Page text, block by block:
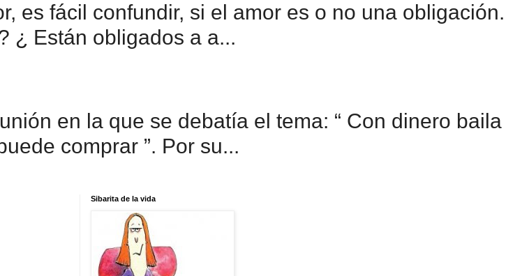
es fácil confundir, si el amor es o no una obligación.
¿ Están obligados a a...
en la que se debatía el tema: “ Con dinero baila
comprar ”. Por su...
Sibarita de la vida